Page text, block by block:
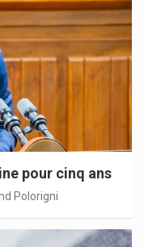
pour cinq ans
Polorigni